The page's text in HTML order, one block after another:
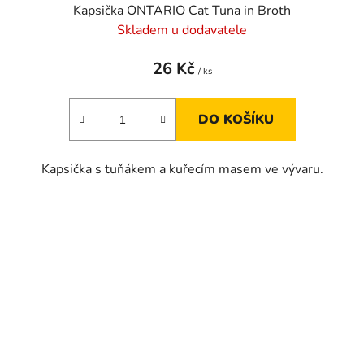
Kapsička ONTARIO Cat Tuna in Broth
Skladem u dodavatele
26 Kč / ks
DO KOŠÍKU
Kapsička s tuňákem a kuřecím masem ve vývaru.